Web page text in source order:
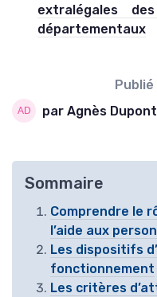
extralégales
départementaux
Publié
par Agnès
Sommaire
Comprendre le
l’aide aux
Les dispositifs
fonctionnement
Les critères